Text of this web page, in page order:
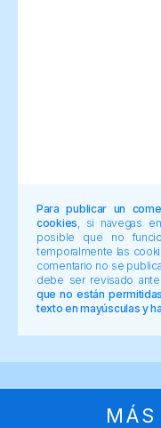
Para publicar un
cookies , si navegas
posible que no
temporalmente las
comentario no se
debe ser revisado
que no están
texto en mayúsculas y